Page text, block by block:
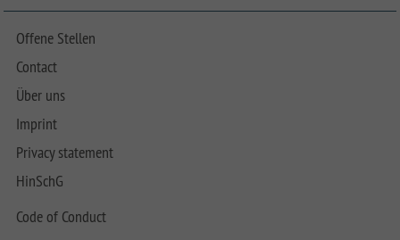
Offene Stellen
Contact
Über uns
Imprint
Privacy statement
HinSchG
Code of Conduct